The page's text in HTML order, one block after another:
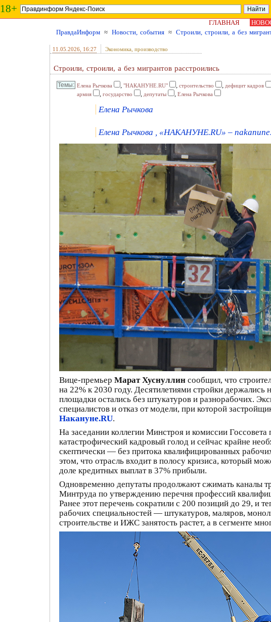
18+
ГЛАВНАЯ
ПравдаИнформ ≈ Новости, события ≈ Строили, строили, а без
11.05.2026 , 16:27 Экономика, производство
Строили, строили, а без мигрантов расстроились
Елена Рычкова , "НАКАНУНЕ.RU" , строительство , дефицит кадров
армия , государство , депутаты , Елена Рычкова
Елена Рычкова
Елена Рычкова , «НАКАНУНЕ.RU» –
Вице-премьер Марат Хуснуллин сообщил, что
на 22% к 2030 году. Десятилетиями стройки
площадки остались без штукатуров и разнорабочих.
специалистов и отказ от модели, при которой
Накануне.RU.
На заседании коллегии Минстроя и комиссии
катастрофический кадровый голод и сейчас крайне
скептически — без притока квалифицированных
этом, что отрасль входит в полосу кризиса, который
доле кредитных выплат в 37% прибыли.
Одновременно депутаты продолжают сжимать каналы
Минтруда по утверждению перечня профессий
Ранее этот перечень сократили с 200 позиций до 29, и
рабочих специальностей — штукатуров, маляров,
строительстве и ИЖС занятость растет, а в сегменте